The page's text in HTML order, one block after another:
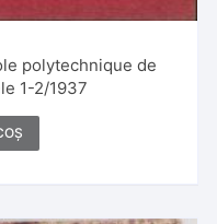
polytechnique de
1-2/1937